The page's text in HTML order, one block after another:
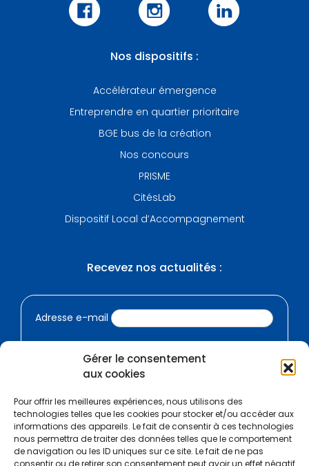
Gérer le consentement
aux cookies
Pour offrir les meilleures expériences, nous utilisons des
technologies telles que les cookies pour stocker et/ou accéder aux
informations des appareils. Le fait de consentir à ces technologies
nous permettra de traiter des données telles que le comportement
de navigation ou les ID uniques sur ce site. Le fait de ne pas
consentir ou de retirer son consentement peut avoir un effet négatif
Nos dispositifs :
Accélérateur émergence
Entreprendre en quartier prioritaire
BGE bus de la création
Nos concours
PRISME
CitésLab
Dispositif Local d’Accompagnement
Recevez nos actualités :
Adresse e-mail
SOUTENIR BGE